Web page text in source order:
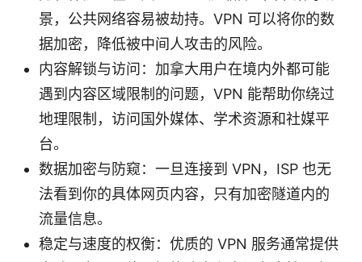
景，公共网络容易被劫持。VPN 可以将你的数
据加密，降低被中间人攻击的风险。
内容解锁与访问：加拿大用户在境内外都可能
遇到内容区域限制的问题，VPN 能帮助你绕过
地理限制，访问国外媒体、学术资源和社媒平
台。
数据加密与防窥：一旦连接到 VPN，ISP 也无
法看到你的具体网页内容，只有加密隧道内的
流量信息。
稳定与速度的权衡：优质的 VPN 服务通常提供